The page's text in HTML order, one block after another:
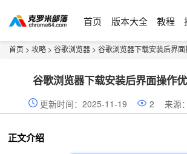
首页 版本大全 教程
首页 > 攻略 > 谷歌浏览器 > 谷歌浏览器下载安装后界
谷歌浏览器下载安装后界面操作
更新时间：2025-11-19 2 来源：
正文介绍